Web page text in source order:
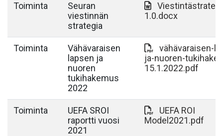
Toiminta
Seuran
viestinnän
strategia
1.0.docx
Toiminta
Vähävaraisen
lapsen ja
nuoren
tukihakemus
2022
vähävaraisen-
ja-nuoren-
15.1.2022.pdf
Toiminta
UEFA SROI
raportti vuosi
2021
UEFA ROI
Model2021.pdf